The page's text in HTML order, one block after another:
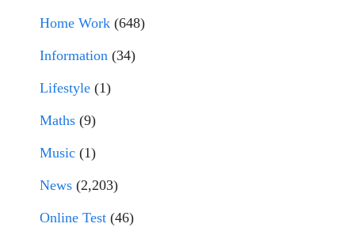
Home Work (648)
Information (34)
Lifestyle (1)
Maths (9)
Music (1)
News (2,203)
Online Test (46)